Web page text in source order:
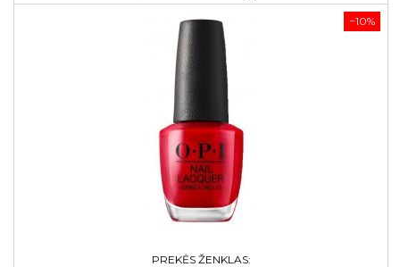
−10%
PREKĖS ŽENKLAS: